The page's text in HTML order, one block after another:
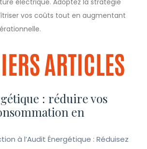
électrique. Adoptez la stratégie
vos coûts tout en augmentant
ARTICLES
: réduire vos
en
à l’Audit Énergétique : Réduisez